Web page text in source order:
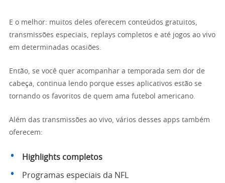
E o melhor: muitos deles oferecem conteúdos gratuitos,
transmissões especiais, replays completos e até jogos ao vivo
em determinadas ocasiões.
Então, se você quer acompanhar a temporada sem dor de
cabeça, continua lendo porque esses aplicativos estão se
tornando os favoritos de quem ama futebol americano.
Além das transmissões ao vivo, vários desses apps também
oferecem:
Highlights completos
Programas especiais da NFL